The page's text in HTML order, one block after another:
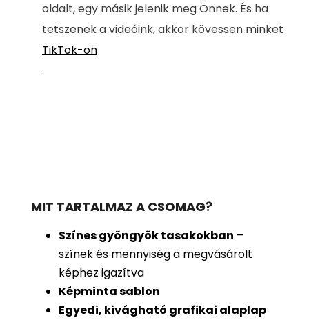
oldalt, egy másik jelenik meg Önnek. És ha
tetszenek a videóink, akkor kövessen minket
TikTok-on
.
MIT TARTALMAZ A CSOMAG?
Színes gyöngyök tasakokban –
színek és mennyiség a megvásárolt
képhez igazítva
Képminta sablon
Egyedi, kivágható grafikai alaplap